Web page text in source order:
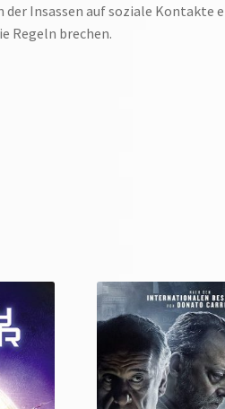
Insassen auf soziale Kontakte
Regeln brechen.